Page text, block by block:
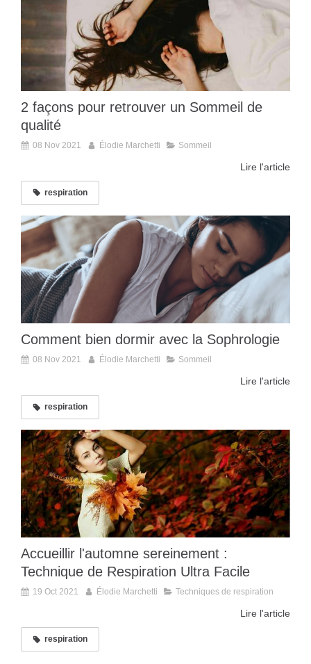
2 façons pour retrouver un Sommeil de
qualité
08 Nov 2021 Élodie Marchetti Sommeil
Lire l'article
respiration
Comment bien dormir avec la Sophrologie
08 Nov 2021 Élodie Marchetti Sommeil
Lire l'article
respiration
Accueillir l'automne sereinement :
Technique de Respiration Ultra Facile
19 Oct 2021 Élodie Marchetti Techniques de respiration
Lire l'article
respiration